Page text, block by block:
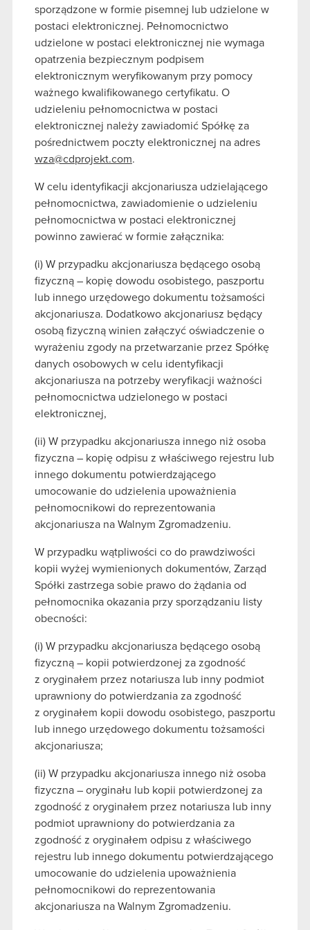
sporządzone w formie pisemnej lub udzielone w
postaci elektronicznej. Pełnomocnictwo
udzielone w postaci elektronicznej nie wymaga
opatrzenia bezpiecznym podpisem
elektronicznym weryfikowanym przy pomocy
ważnego kwalifikowanego certyfikatu. O
udzieleniu pełnomocnictwa w postaci
elektronicznej należy zawiadomić Spółkę za
pośrednictwem poczty elektronicznej na adres
wza@cdprojekt.com.
W celu identyfikacji akcjonariusza udzielającego
pełnomocnictwa, zawiadomienie o udzieleniu
pełnomocnictwa w postaci elektronicznej
powinno zawierać w formie załącznika:
(i) W przypadku akcjonariusza będącego osobą
fizyczną – kopię dowodu osobistego, paszportu
lub innego urzędowego dokumentu tożsamości
akcjonariusza. Dodatkowo akcjonariusz będący
osobą fizyczną winien załączyć oświadczenie o
wyrażeniu zgody na przetwarzanie przez Spółkę
danych osobowych w celu identyfikacji
akcjonariusza na potrzeby weryfikacji ważności
pełnomocnictwa udzielonego w postaci
elektronicznej,
(ii) W przypadku akcjonariusza innego niż osoba
fizyczna – kopię odpisu z właściwego rejestru lub
innego dokumentu potwierdzającego
umocowanie do udzielenia upoważnienia
pełnomocnikowi do reprezentowania
akcjonariusza na Walnym Zgromadzeniu.
W przypadku wątpliwości co do prawdziwości
kopii wyżej wymienionych dokumentów, Zarząd
Spółki zastrzega sobie prawo do żądania od
pełnomocnika okazania przy sporządzaniu listy
obecności:
(i) W przypadku akcjonariusza będącego osobą
fizyczną – kopii potwierdzonej za zgodność
z oryginałem przez notariusza lub inny podmiot
uprawniony do potwierdzania za zgodność
z oryginałem kopii dowodu osobistego, paszportu
lub innego urzędowego dokumentu tożsamości
akcjonariusza;
(ii) W przypadku akcjonariusza innego niż osoba
fizyczna – oryginału lub kopii potwierdzonej za
zgodność z oryginałem przez notariusza lub inny
podmiot uprawniony do potwierdzania za
zgodność z oryginałem odpisu z właściwego
rejestru lub innego dokumentu potwierdzającego
umocowanie do udzielenia upoważnienia
pełnomocnikowi do reprezentowania
akcjonariusza na Walnym Zgromadzeniu.